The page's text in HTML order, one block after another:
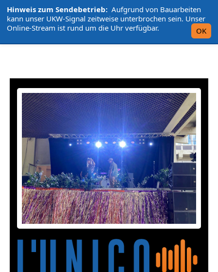
Hinweis zum Sendebetrieb: Aufgrund von Bauarbeiten
kann unser UKW-Signal zeitweise unterbrochen sein. Unser
Online-Stream ist rund um die Uhr verfügbar.
OK
L'UniCo